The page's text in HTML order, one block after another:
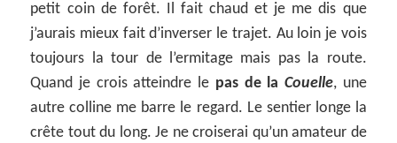
petit coin de forêt. Il fait chaud et je me dis que
j’aurais mieux fait d’inverser le trajet. Au loin je vois
toujours la tour de l’ermitage mais pas la route.
Quand je crois atteindre le pas de la Couelle, une
autre colline me barre le regard. Le sentier longe la
crête tout du long. Je ne croiserai qu’un amateur de